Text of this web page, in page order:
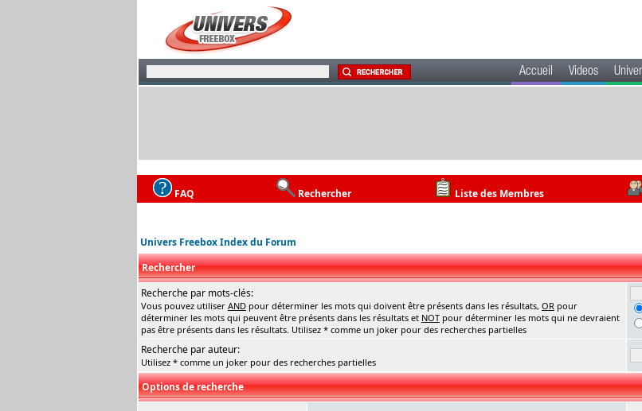
Accueil Videos
FAQ Rechercher Liste des Membres
Univers Freebox Index du Forum
Rechercher
Recherche par mots-clés:
Vous pouvez utiliser AND pour déterminer les mots qui doivent être présents dans les résultats, OR pour
déterminer les mots qui peuvent être présents dans les résultats et NOT pour déterminer les mots qui ne devraient
pas être présents dans les résultats. Utilisez * comme un joker pour des recherches partielles
Recherche par auteur:
Utilisez * comme un joker pour des recherches partielles
Options de recherche